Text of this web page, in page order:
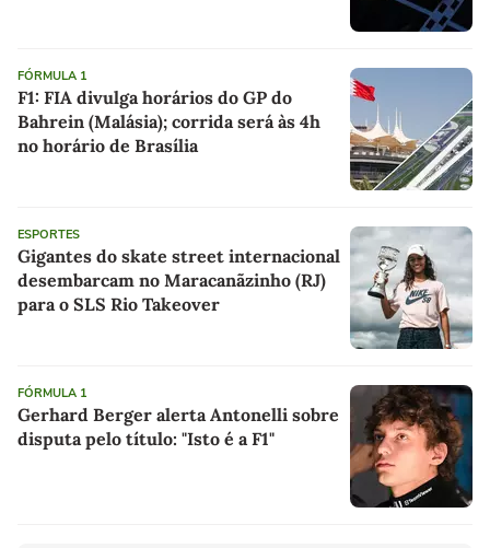
FÓRMULA 1
F1: FIA divulga horários do GP do
Bahrein (Malásia); corrida será às 4h
no horário de Brasília
ESPORTES
Gigantes do skate street internacional
desembarcam no Maracanãzinho (RJ)
para o SLS Rio Takeover
FÓRMULA 1
Gerhard Berger alerta Antonelli sobre
disputa pelo título: "Isto é a F1"